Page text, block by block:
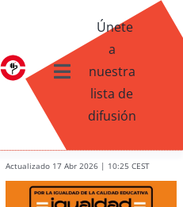
Toggle
Navigation
Únete
a
nuestra
lista de
difusión
Actualizado 17 Abr 2026 | 10:25 CEST